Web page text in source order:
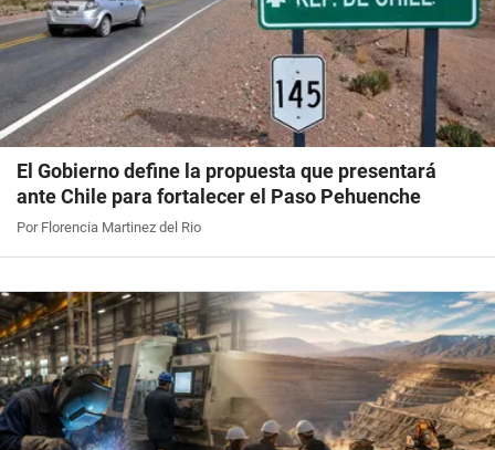
El Gobierno define la propuesta que presentará
ante Chile para fortalecer el Paso Pehuenche
Por Florencia Martinez del Rio